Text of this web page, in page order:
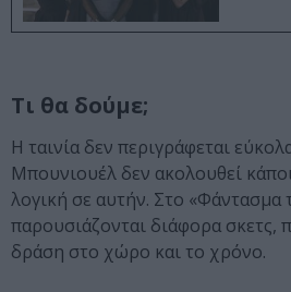
Τι θα δούμε;
Η ταινία δεν περιγράφεται
Μπουνιουέλ δεν ακολουθεί
λογική σε αυτήν. Στο «Φάντασμα
παρουσιάζονται διάφορα σκετς,
δράση στο χώρο και το χρόνο.